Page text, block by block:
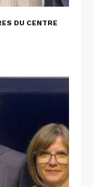
DU CENTRE